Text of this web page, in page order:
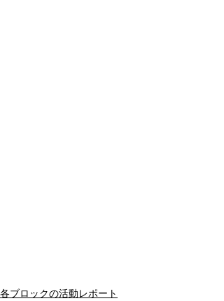
各ブロックの活動レポート